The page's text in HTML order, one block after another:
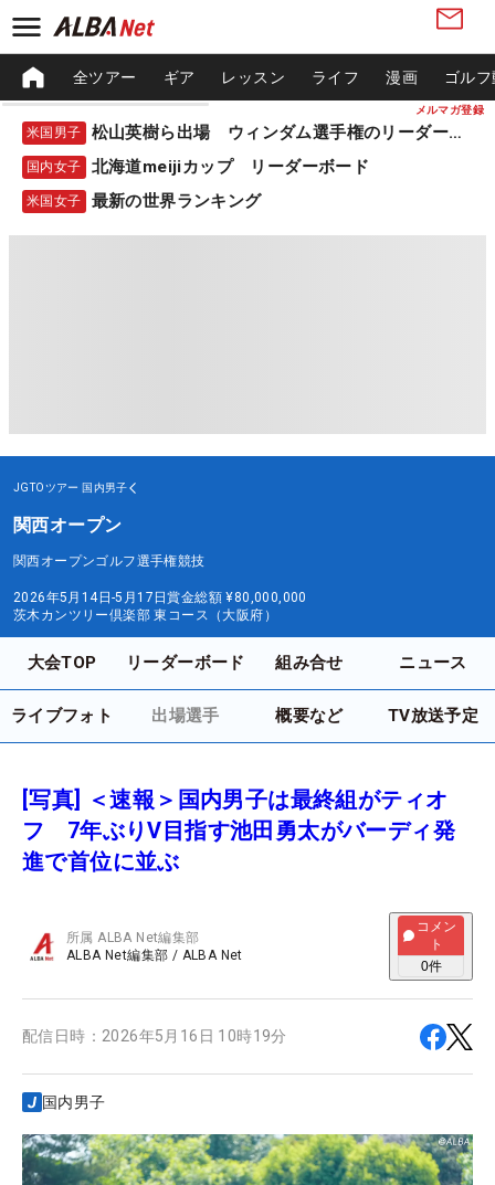
メルマガ登録
全ツアー ギア レッスン ライフ 漫画 ゴル
米国男子 松山英樹ら出場 ウィンダム選手権のリーダーボード
国内女子 北海道meijiカップ リーダーボード
米国女子 最新の世界ランキング
JGTOツアー 国内男子
関西オープン
関西オープンゴルフ選手権競技
2026年5月14日-5月17日賞金総額 ¥80,000,000
茨木カンツリー倶楽部 東コース（大阪府）
大会TOP リーダーボード 組み合せ ニュース
ライブフォト 出場選手 概要など TV放送予定
[写真] ＜速報＞国内男子は最終組がティオ
フ 7年ぶりV目指す池田勇太がバーディ発
進で首位に並ぶ
所属ALBA Net編集部
ALBA Net編集部 / ALBA Net
コメン
ト
0件
配信日時： 2026年5月16日 10時19分
国内男子